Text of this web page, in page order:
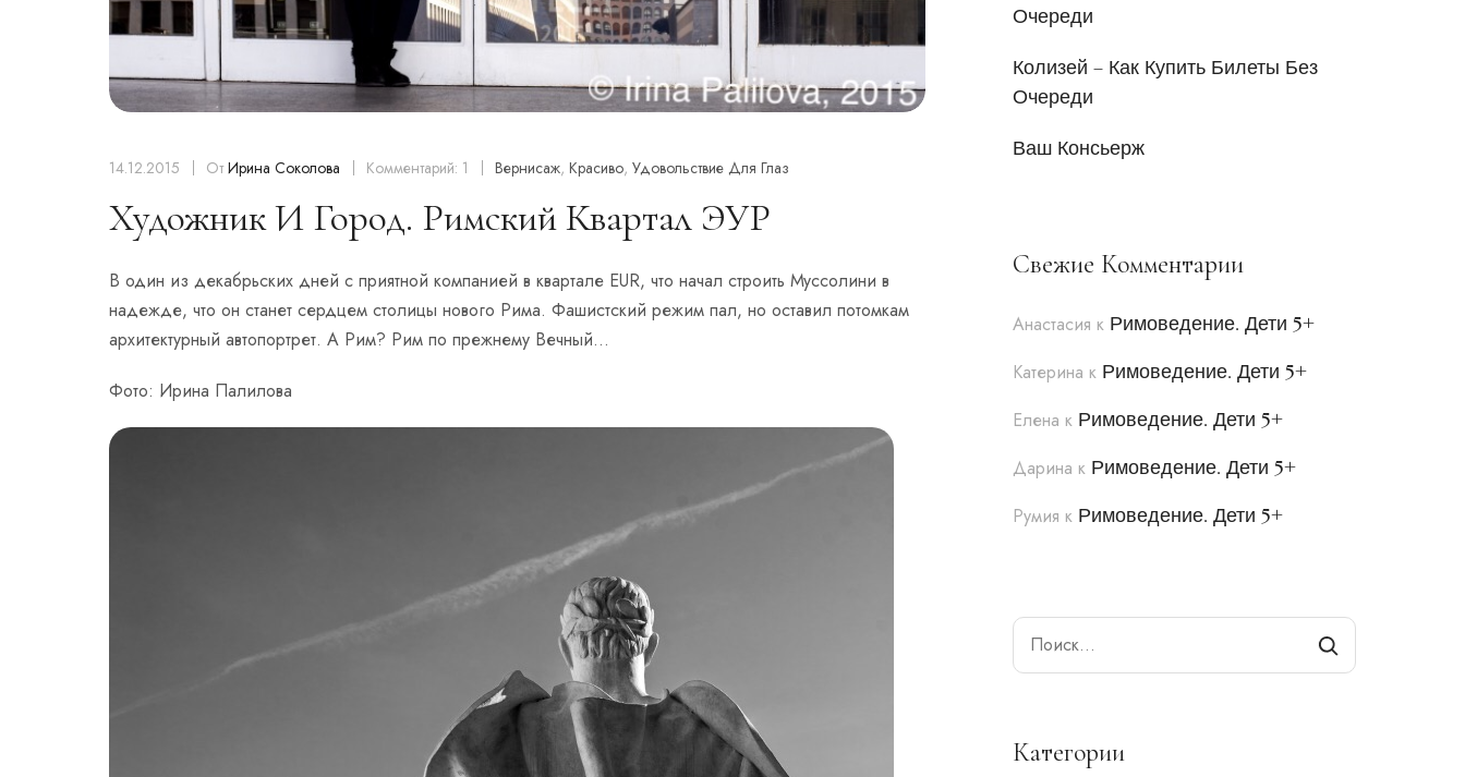
14.12.2015 ОтИрина Соколова Комментарий: 1 Вернисаж, Красиво, Удовольствие Для Глаз
Художник И Город. Римский Квартал ЭУР
В один из декабрьских дней с приятной компанией в квартале EUR, что начал строить Муссолини в
надежде, что он станет сердцем столицы нового Рима. Фашистский режим пал, но оставил потомкам
архитектурный автопортрет. А Рим? Рим по прежнему Вечный…
Фото: Ирина Палилова
Очереди
Колизей – Как Купить Билеты Без
Очереди
Ваш Консьерж
Свежие Комментарии
Анастасия к Римоведение. Дети 5+
Катерина к Римоведение. Дети 5+
Елена к Римоведение. Дети 5+
Дарина к Римоведение. Дети 5+
Румия к Римоведение. Дети 5+
Search
Категории